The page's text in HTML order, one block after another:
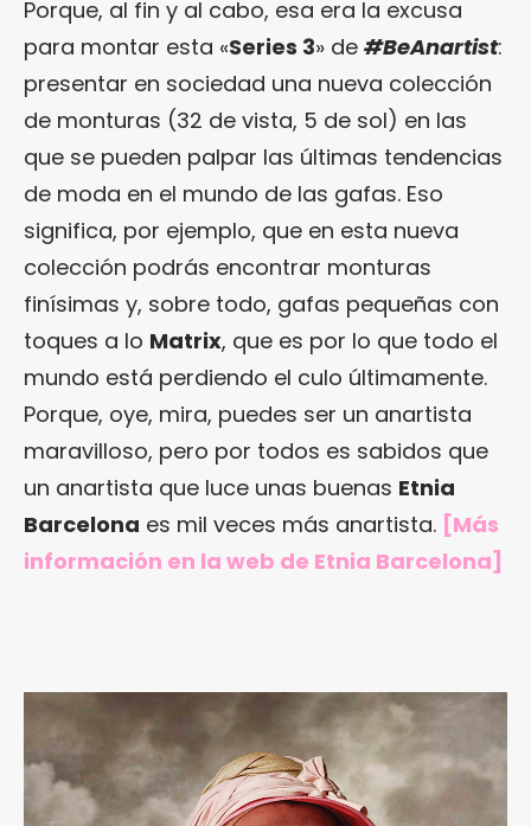
Porque, al fin y al cabo, esa era la excusa
para montar esta «Series 3» de #BeAnartist:
presentar en sociedad una nueva colección
de monturas (32 de vista, 5 de sol) en las
que se pueden palpar las últimas tendencias
de moda en el mundo de las gafas. Eso
significa, por ejemplo, que en esta nueva
colección podrás encontrar monturas
finísimas y, sobre todo, gafas pequeñas con
toques a lo Matrix, que es por lo que todo el
mundo está perdiendo el culo últimamente.
Porque, oye, mira, puedes ser un anartista
maravilloso, pero por todos es sabidos que
un anartista que luce unas buenas Etnia
Barcelona es mil veces más anartista. [Más
información en la web de Etnia Barcelona]